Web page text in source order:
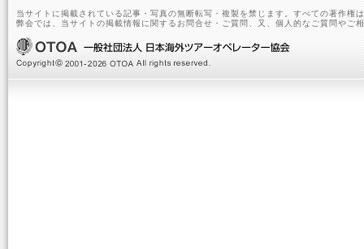
当サイトに掲載されている記事・写真の無断転写・複製を禁じます。すべての著作権
弊会では、当サイトの掲載情報に関するお問合せ・ご質問、又、個人的なご質問やご